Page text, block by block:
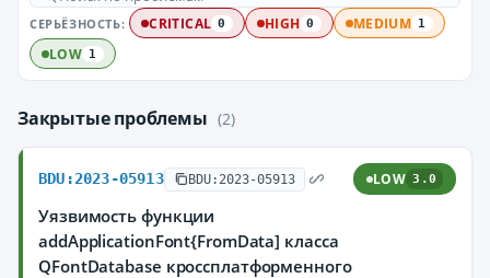
СЕРЬЁЗНОСТЬ: CRITICAL 0 HIGH 0 MEDIUM 1
LOW 1
Закрытые проблемы (2)
BDU:2023-05913 BDU:2023-05913 LOW 3.0
Уязвимость функции
addApplicationFont{FromData] класса
QFontDatabase кроссплатформенного